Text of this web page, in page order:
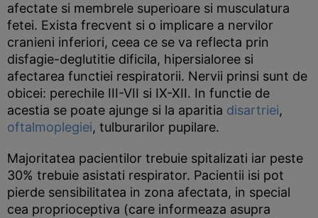
afectate si membrele superioare si musculatura
fetei. Exista frecvent si o implicare a nervilor
cranieni inferiori, ceea ce se va reflecta prin
disfagie-deglutitie dificila, hipersialoree si
afectarea functiei respiratorii. Nervii prinsi sunt de
obicei: perechile III-VII si IX-XII. In functie de
acestia se poate ajunge si la aparitia disartriei,
oftalmoplegiei, tulburarilor pupilare.
Majoritatea pacientilor trebuie spitalizati iar peste
30% trebuie asistati respirator. Pacientii isi pot
pierde sensibilitatea in zona afectata, in special
cea proprioceptiva (care informeaza asupra